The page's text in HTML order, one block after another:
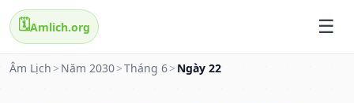
🗓️Amlich.org
Âm Lịch > Năm 2030>Tháng 6> Ngày 22